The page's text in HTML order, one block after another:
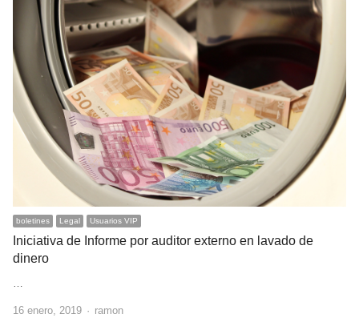
boletines Legal Usuarios VIP
Iniciativa de Informe por auditor externo en lavado de
dinero
16 enero, 2019 Author
ramon